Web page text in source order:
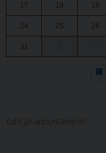
17 18 19
24 25 26
31
tutti gli appuntamenti...